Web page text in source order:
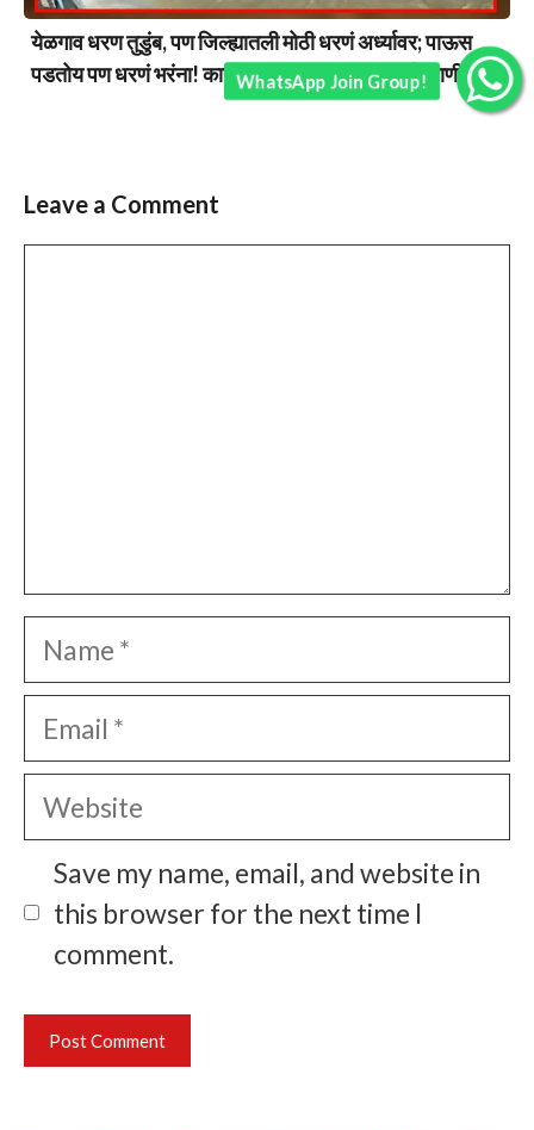
येळगाव धरण तुडुंब, पण जिल्ह्यातली मोठी धरणं अर्ध्यावर; पाऊस
पडतोय पण धरणं भरंना! काही प्रकल्पांत फक्त ४० टक्के पाणी….
Leave a Comment
Name
Email
Website
Save my name, email, and website in
this browser for the next time I
comment.
WhatsApp Join Group!